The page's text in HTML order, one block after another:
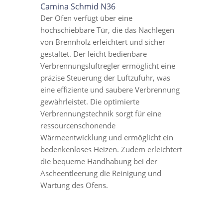
Camina Schmid N36
Der Ofen verfügt über eine
hochschiebbare Tür, die das Nachlegen
von Brennholz erleichtert und sicher
gestaltet. Der leicht bedienbare
Verbrennungsluftregler ermöglicht eine
präzise Steuerung der Luftzufuhr, was
eine effiziente und saubere Verbrennung
gewährleistet. Die optimierte
Verbrennungstechnik sorgt für eine
ressourcenschonende
Wärmeentwicklung und ermöglicht ein
bedenkenloses Heizen. Zudem erleichtert
die bequeme Handhabung bei der
Ascheentleerung die Reinigung und
Wartung des Ofens.